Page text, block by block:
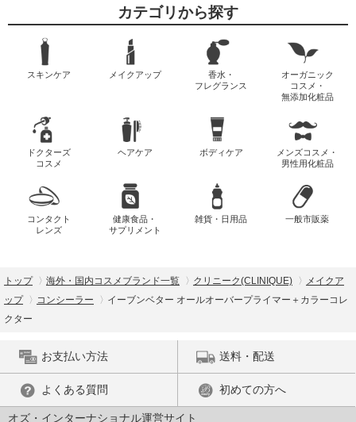
カテゴリから探す
スキンケア メイクアップ
香水・
フレグランス
オーガニック
コスメ・
無添加化粧品
ドクターズ
コスメ
ヘアケア ボディケア
メンズコスメ・
男性用化粧品
コンタクト
レンズ
健康食品・
サプリメント
雑貨・日用品 一般市販薬
トップ 海外・国内コスメブランド一覧 クリニーク(CLINIQUE)
メイクア
ップ
コンシーラー
イーブンベター オールオーバープライマー＋カラーコレ
クター
お支払い方法 送料・配送
よくある質問 初めての方へ
オズ・インターナショナル運営サイト